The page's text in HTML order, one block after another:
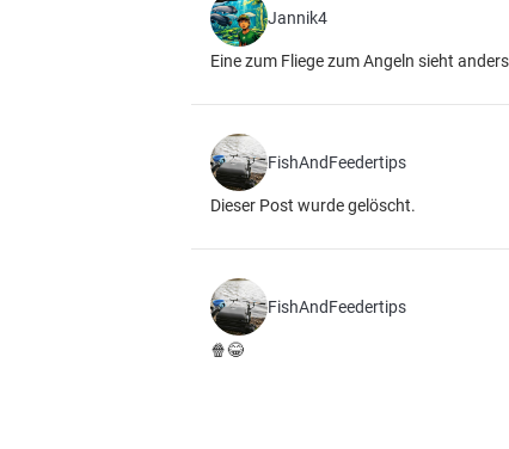
Jannik4
Eine zum Fliege zum Angeln sieht
FishAndFeedertips
Dieser Post wurde gelöscht.
FishAndFeedertips
🍿😂